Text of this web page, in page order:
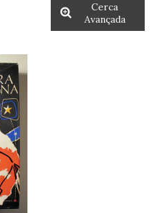
Cerca
Avançada